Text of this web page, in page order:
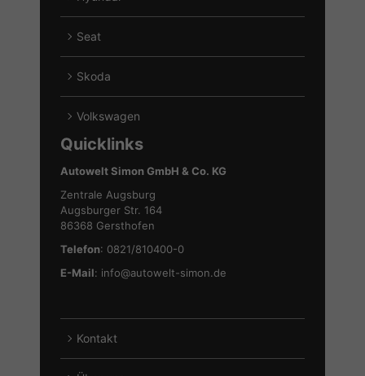
von
anzeigen
Alle
von
anzeigen
Seat
Alle
von
anzeigen
Skoda
Alle
von
Skoda
Volkswagen
Fahrzeuge
von
anzeigen
Quicklinks
Autowelt Simon GmbH & Co. KG
Zentrale Augsburg
Augsburger Str. 164
86368 Gersthofen
Telefon: 0821/810400-0
E-Mail: info@autowelt-simon.de
Kontakt